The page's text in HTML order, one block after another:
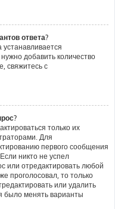
ответа?
устанавливается
добавить количество
свяжитесь с
только их
Для
первого сообщения
никто не успел
или отредактировать любой
проголосовал, то только
или удалить
было менять варианты